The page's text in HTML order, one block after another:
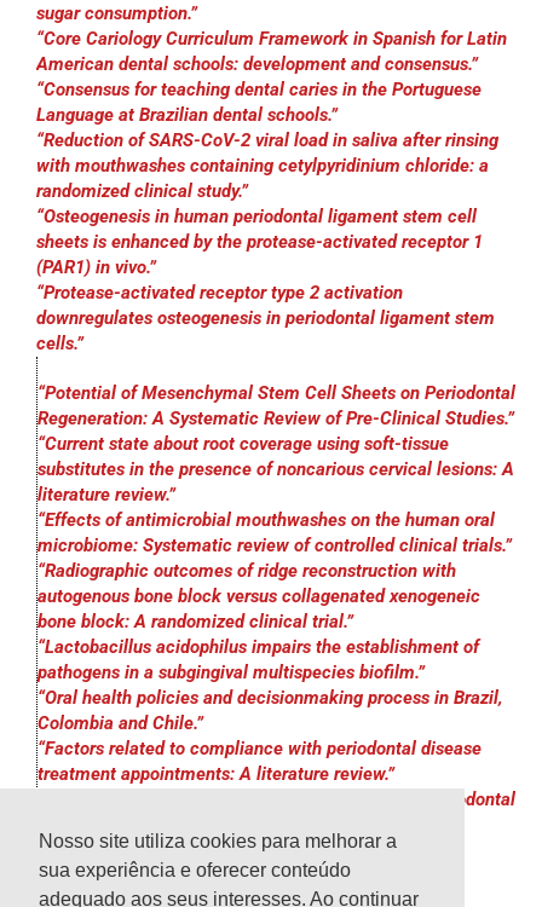
sugar consumption.”
“Core Cariology Curriculum Framework in Spanish for Latin
American dental schools: development and consensus.”
“Consensus for teaching dental caries in the Portuguese
Language at Brazilian dental schools.”
“Reduction of SARS-CoV-2 viral load in saliva after rinsing
with mouthwashes containing cetylpyridinium chloride: a
randomized clinical study.”
“Osteogenesis in human periodontal ligament stem cell
sheets is enhanced by the protease-activated receptor 1
(PAR1) in vivo.”
“Protease-activated receptor type 2 activation
downregulates osteogenesis in periodontal ligament stem
cells.”
“Potential of Mesenchymal Stem Cell Sheets on Periodontal
Regeneration: A Systematic Review of Pre-Clinical Studies.”
“Current state about root coverage using soft-tissue
substitutes in the presence of noncarious cervical lesions: A
literature review.”
“Effects of antimicrobial mouthwashes on the human oral
microbiome: Systematic review of controlled clinical trials.”
“Radiographic outcomes of ridge reconstruction with
autogenous bone block versus collagenated xenogeneic
bone block: A randomized clinical trial.”
“Lactobacillus acidophilus impairs the establishment of
pathogens in a subgingival multispecies biofilm.”
“Oral health policies and decisionmaking process in Brazil,
Colombia and Chile.”
“Factors related to compliance with periodontal disease
treatment appointments: A literature review.”
“Salivary Biomarkers and their Relationship with Periodontal
Nosso site utiliza cookies para melhorar a
sua experiência e oferecer conteúdo
adequado aos seus interesses. Ao continuar